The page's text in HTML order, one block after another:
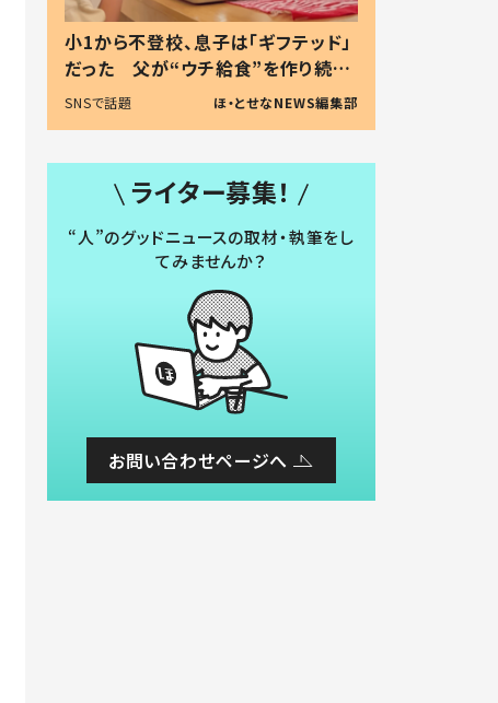
小1から不登校、息子は「ギフテッド」
だった 父が“ウチ給食”を作り続け
る理由とは #令和の親 #令和の子
SNSで話題 ほ・とせなNEWS編集部
ライター募集！
“人”のグッドニュースの取材・執筆をし
てみませんか？
お問い合わせページへ